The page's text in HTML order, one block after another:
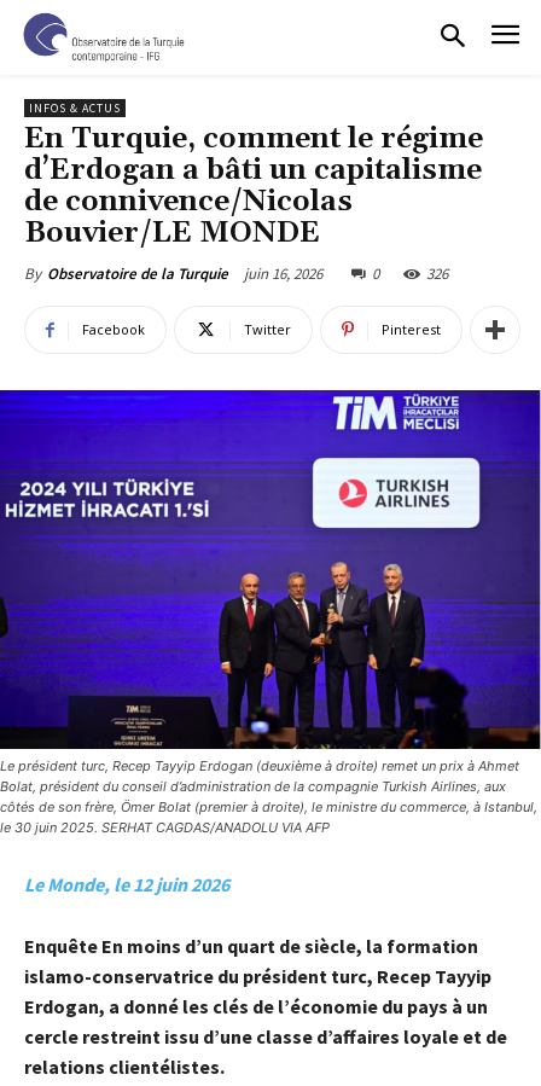
INFOS & ACTUS
En Turquie, comment le régime
d’Erdogan a bâti un capitalisme
de connivence/Nicolas
Bouvier/LE MONDE
By Observatoire de la Turquie juin 16, 2026 0 326
Facebook Twitter Pinterest
Le président turc, Recep Tayyip Erdogan (deuxième à droite) remet un prix à Ahmet
Bolat, président du conseil d’administration de la compagnie Turkish Airlines, aux
côtés de son frère, Ömer Bolat (premier à droite), le ministre du commerce, à Istanbul,
le 30 juin 2025. SERHAT CAGDAS/ANADOLU VIA AFP
Le Monde, le 12 juin 2026
Enquête En moins d’un quart de siècle, la formation
islamo-conservatrice du président turc, Recep Tayyip
Erdogan, a donné les clés de l’économie du pays à un
cercle restreint issu d’une classe d’affaires loyale et de
relations clientélistes.